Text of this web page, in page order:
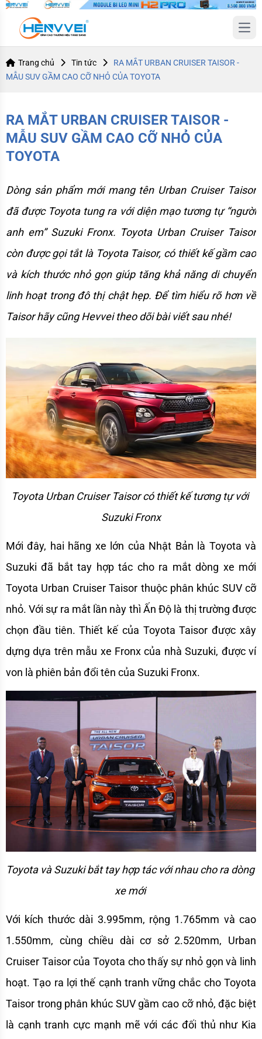
Trang chủ Tin tức
RA MẮT URBAN CRUISER TAISOR -
MẪU SUV GẦM CAO CỠ NHỎ CỦA TOYOTA
RA MẮT URBAN CRUISER TAISOR -
MẪU SUV GẦM CAO CỠ NHỎ CỦA
TOYOTA
Dòng sản phẩm mới mang tên Urban Cruiser Taisor
đã được Toyota tung ra với diện mạo tương tự “người
anh em” Suzuki Fronx. Toyota Urban Cruiser Taisor
còn được gọi tắt là Toyota Taisor, có thiết kế gầm cao
và kích thước nhỏ gọn giúp tăng khả năng di chuyển
linh hoạt trong đô thị chật hẹp. Để tìm hiểu rõ hơn về
Taisor hãy cũng Hevvei theo dõi bài viết sau nhé!
Toyota Urban Cruiser Taisor có thiết kế tương tự với
Suzuki Fronx
Mới đây, hai hãng xe lớn của Nhật Bản là Toyota và
Suzuki đã bắt tay hợp tác cho ra mắt dòng xe mới
Toyota Urban Cruiser Taisor thuộc phân khúc SUV cỡ
nhỏ. Với sự ra mắt lần này thì Ấn Độ là thị trường được
chọn đầu tiên. Thiết kế của Toyota Taisor được xây
dựng dựa trên mẫu xe Fronx của nhà Suzuki, được ví
von là phiên bản đổi tên của Suzuki Fronx.
Toyota và Suzuki bắt tay hợp tác với nhau cho ra dòng
xe mới
Với kích thước dài 3.995mm, rộng 1.765mm và cao
1.550mm, cùng chiều dài cơ sở 2.520mm, Urban
Cruiser Taisor của Toyota cho thấy sự nhỏ gọn và linh
hoạt. Tạo ra lợi thế cạnh tranh vững chắc cho Toyota
Taisor trong phân khúc SUV gầm cao cỡ nhỏ, đặc biệt
là cạnh tranh cực mạnh mẽ với các đối thủ như Kia